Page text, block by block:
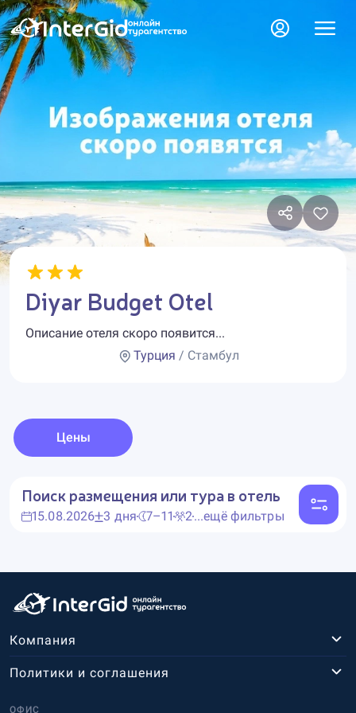
Diyar Budget Otel
Описание отеля скоро появится...
Турция / Стамбул
Цены
Поиск размещения или тура в отель
15.08.2026 3 дня 7–11 2...ещё фильтры
Компания
ОФИС
Политики и соглашения